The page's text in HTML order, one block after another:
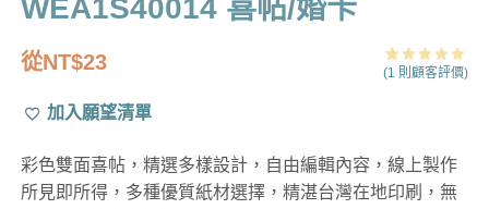
WEA1S40014 喜帖/婚卡
從NT$23 評分5.00
1
(1 則顧客評價)
加入願望清單
彩色雙面喜帖，精選多樣設計，自由編輯內容，線上製作
所見即所得，多種優質紙材選擇，精湛台灣在地印刷，無